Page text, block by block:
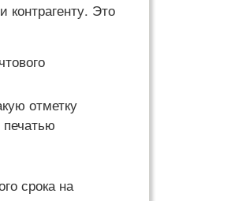
контрагенту. Это
отметку
срока на